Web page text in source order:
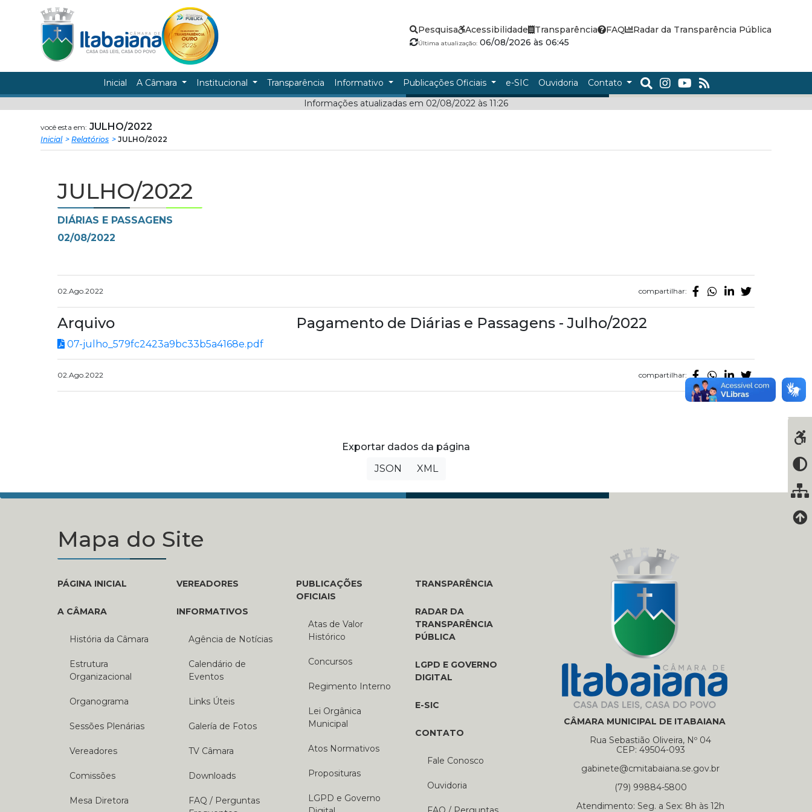
conteudo
Câmara
Municipal
de
Itabaiana
Pesquisa Acessibilidade Transparência FAQ Radar da Transparência Pública
Última atualização:06/08/2026 às 06:45
Inicial A Câmara Institucional Transparência Informativo Publicações Oficiais e-SIC Ouvidoria
Contato
Informações atualizadas em 02/08/2022 às 11:26
você esta em: JULHO/2022
Inicial Relatórios JULHO/2022
JULHO/2022
DIÁRIAS E PASSAGENS
02/08/2022
02.Ago.2022 compartilhar:
Arquivo
07-julho_579fc2423a9bc33b5a4168e.pdf
Pagamento de Diárias e Passagens - Julho/2022
02.Ago.2022 compartilhar:
Exportar dados da página
JSON
XML
Mapa do Site
PÁGINA INICIAL
A CÂMARA
História da Câmara
Estrutura
Organizacional
Organograma
Sessões Plenárias
Vereadores
Comissões
Mesa Diretora
VEREADORES
INFORMATIVOS
Agência de Notícias
Calendário de
Eventos
Links Úteis
Galería de Fotos
TV Câmara
Downloads
FAQ / Perguntas
PUBLICAÇÕES
OFICIAIS
Atas de Valor
Histórico
Concursos
Regimento Interno
Lei Orgânica
Municipal
Atos Normativos
Proposituras
LGPD e Governo
TRANSPARÊNCIA
RADAR DA
TRANSPARÊNCIA
PÚBLICA
LGPD E GOVERNO
DIGITAL
E-SIC
CONTATO
Fale Conosco
Ouvidoria
CÂMARA MUNICIPAL DE ITABAIANA
Rua Sebastião Oliveira, Nº 04
CEP: 49504-093
gabinete@cmitabaiana.se.gov.br
(79) 99884-5800
Atendimento: Seg. a Sex: 8h às 12h